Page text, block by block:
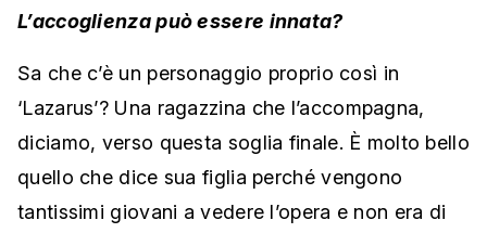
L’accoglienza può essere innata?
Sa che c’è un personaggio proprio così in
‘Lazarus’? Una ragazzina che l’accompagna,
diciamo, verso questa soglia finale. È molto bello
quello che dice sua figlia perché vengono
tantissimi giovani a vedere l’opera e non era di